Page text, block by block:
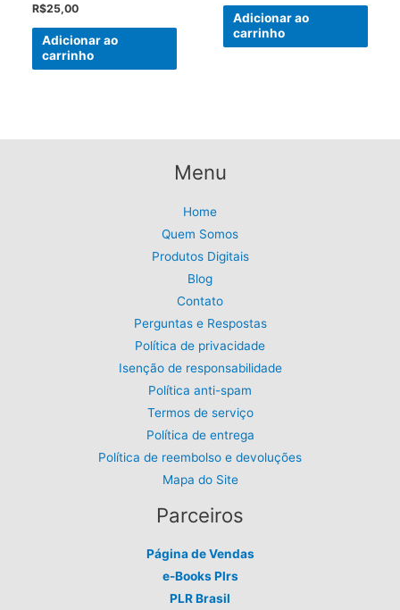
R$25,00
Adicionar ao
carrinho
Adicionar ao
carrinho
Menu
Home
Quem Somos
Produtos Digitais
Blog
Contato
Perguntas e Respostas
Política de privacidade
Isenção de responsabilidade
Política anti-spam
Termos de serviço
Política de entrega
Política de reembolso e devoluções
Mapa do Site
Parceiros
Página de Vendas
e-Books Plrs
PLR Brasil